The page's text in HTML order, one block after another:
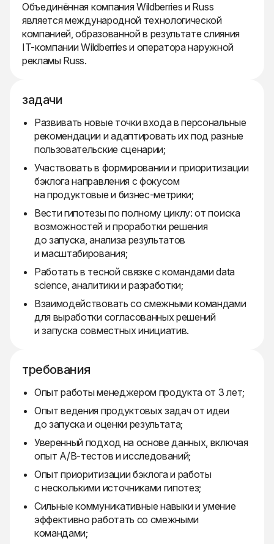
Объединённая компания Wildberries и Russ
является международной технологической
компанией, образованной в результате слияния
IT-компании Wildberries и оператора наружной
рекламы Russ.
задачи
Развивать новые точки входа в персональные
рекомендации и адаптировать их под разные
пользовательские сценарии;
Участвовать в формировании и приоритизации
бэклога направления с фокусом
на продуктовые и бизнес-метрики;
Вести гипотезы по полному циклу: от поиска
возможностей и проработки решения
до запуска, анализа результатов
и масштабирования;
Работать в тесной связке с командами data
science, аналитики и разработки;
Взаимодействовать со смежными командами
для выработки согласованных решений
и запуска совместных инициатив.
требования
Опыт работы менеджером продукта от 3 лет;
Опыт ведения продуктовых задач от идеи
до запуска и оценки результата;
Уверенный подход на основе данных, включая
опыт A/B-тестов и исследований;
Опыт приоритизации бэклога и работы
с несколькими источниками гипотез;
Сильные коммуникативные навыки и умение
эффективно работать со смежными
командами;